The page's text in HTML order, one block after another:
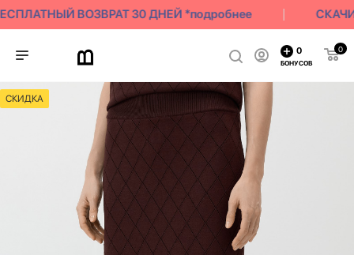
ВОЗВРАТ 30 ДНЕЙ *подробнее
0
0
БОНУСОВ
СКИДКА